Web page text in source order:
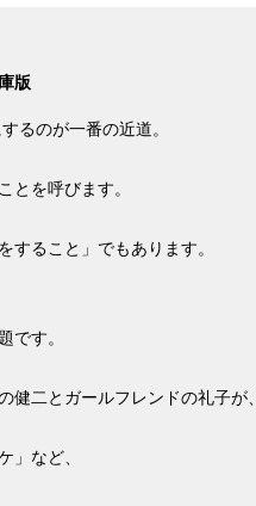
版
るのが一番の近道。
とを呼びます。
すること」でもあります。
です。
健二とガールフレンドの礼子が、
」など、